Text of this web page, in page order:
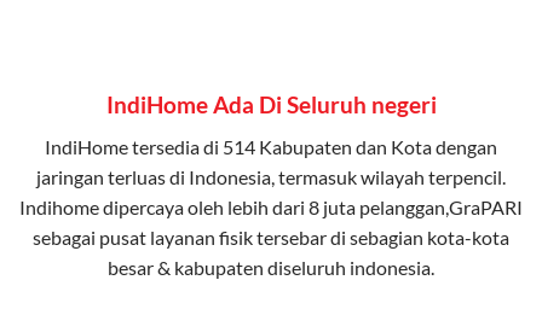
IndiHome Ada Di Seluruh negeri
IndiHome tersedia di 514 Kabupaten dan Kota dengan
jaringan terluas di Indonesia, termasuk wilayah terpencil.
Indihome dipercaya oleh lebih dari 8 juta pelanggan,GraPARI
sebagai pusat layanan fisik tersebar di sebagian kota-kota
besar & kabupaten diseluruh indonesia.